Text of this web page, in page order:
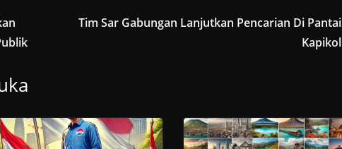
Tim Sar Gabungan Lanjutkan Pencarian Di Pantai
Kapikol